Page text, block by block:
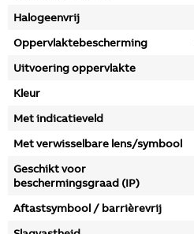
Halogeenvrij
Oppervlaktebescherming
Uitvoering oppervlakte
Kleur
Met indicatieveld
Met verwisselbare lens/symbool
Geschikt voor
beschermingsgraad (IP)
Aftastsymbool / barrièrevrij